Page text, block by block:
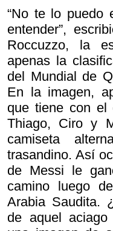
“No te lo puedo
entender”,
Roccuzzo, la
apenas la
del Mundial de
En la imagen,
que tiene con el
Thiago, Ciro y
camiseta
trasandino. Así
de Messi le
camino luego
Arabia Saudita.
de aquel aciago